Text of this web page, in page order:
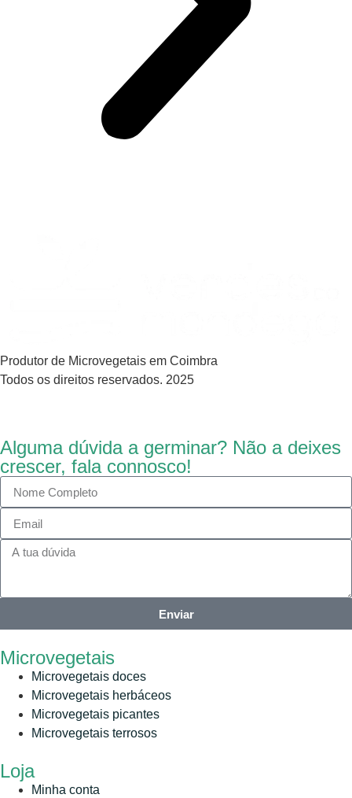
Produtor de Microvegetais em Coimbra
Todos os direitos reservados. 2025
Alguma dúvida a germinar? Não a deixes
crescer, fala connosco!
Enviar
Microvegetais
Microvegetais doces
Microvegetais herbáceos
Microvegetais picantes
Microvegetais terrosos
Loja
Minha conta